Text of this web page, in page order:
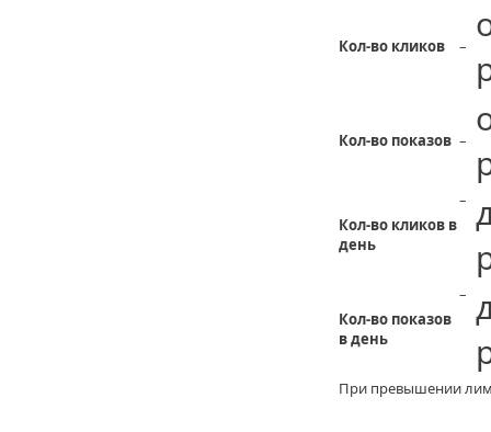
Кол-во кликов –
Кол-во показов –
Кол-во кликов в
день
–
Кол-во показов
в день
–
При превышении